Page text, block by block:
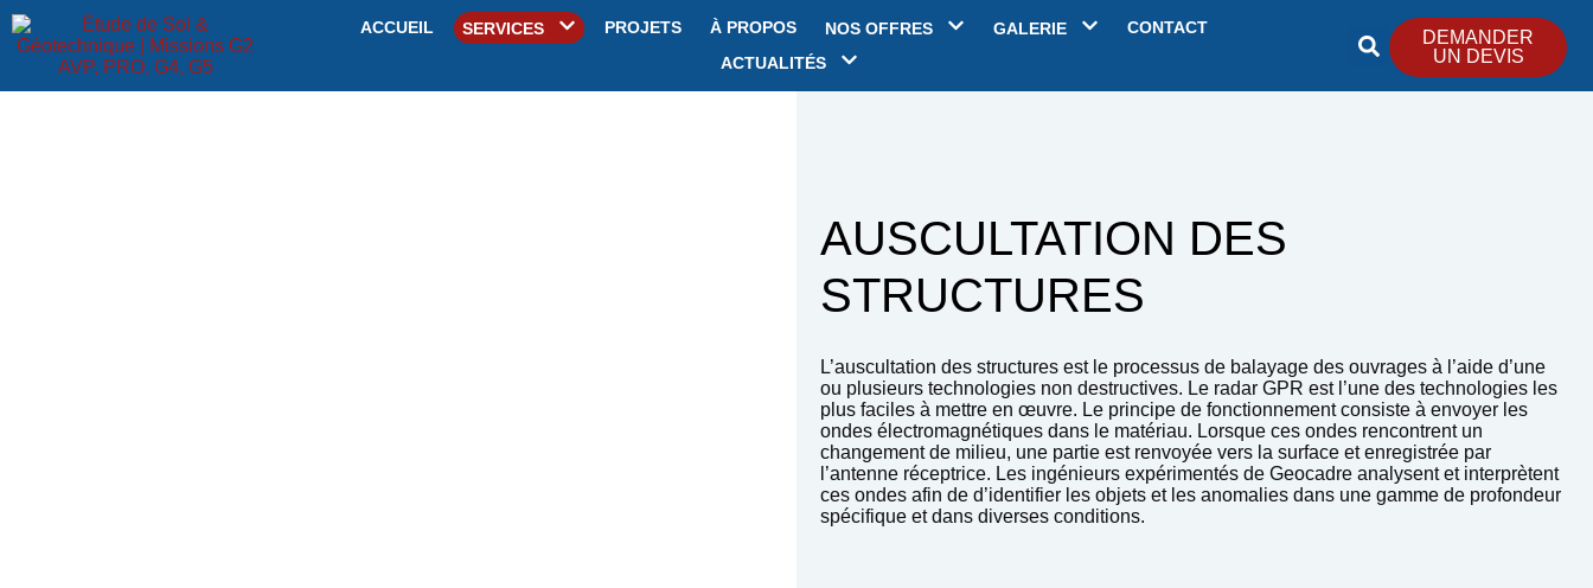
ACCUEIL SERVICES PROJETS À PROPOS NOS OFFRES GALERIE
CONTACT
ACTUALITÉS
DEMANDER
UN DEVIS
AUSCULTATION DES
STRUCTURES
L’auscultation des structures est le processus de balayage des ouvrages à l’aide d’une
ou plusieurs technologies non destructives. Le radar GPR est l’une des technologies les
plus faciles à mettre en œuvre. Le principe de fonctionnement consiste à envoyer les
ondes électromagnétiques dans le matériau. Lorsque ces ondes rencontrent un
changement de milieu, une partie est renvoyée vers la surface et enregistrée par
l’antenne réceptrice. Les ingénieurs expérimentés de Geocadre analysent et interprètent
ces ondes afin de d’identifier les objets et les anomalies dans une gamme de profondeur
spécifique et dans diverses conditions.